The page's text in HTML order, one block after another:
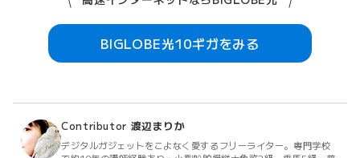
BIGLOBE光10ギガをみる
Contributor 渡辺まりか
デジタルガジェットをこよなく愛するフリーライター。専門学校